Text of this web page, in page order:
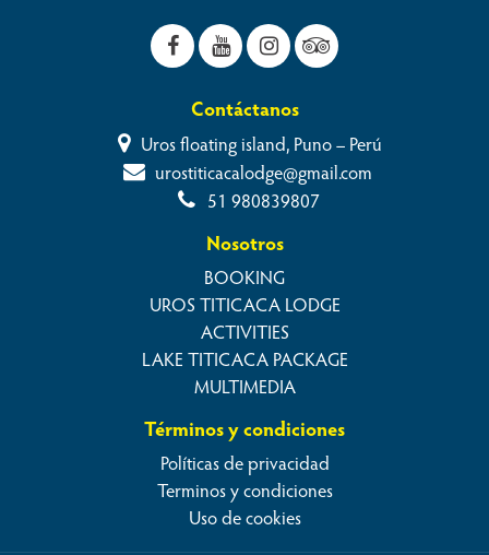
Contáctanos
Uros floating island, Puno – Perú
urostiticacalodge@gmail.com
51 980839807
Nosotros
BOOKING
UROS TITICACA LODGE
ACTIVITIES
LAKE TITICACA PACKAGE
MULTIMEDIA
Términos y condiciones
Políticas de privacidad
Terminos y condiciones
Uso de cookies